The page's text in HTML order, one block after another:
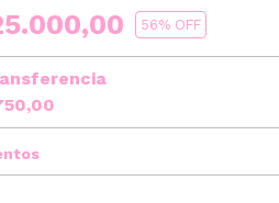
56% OFF